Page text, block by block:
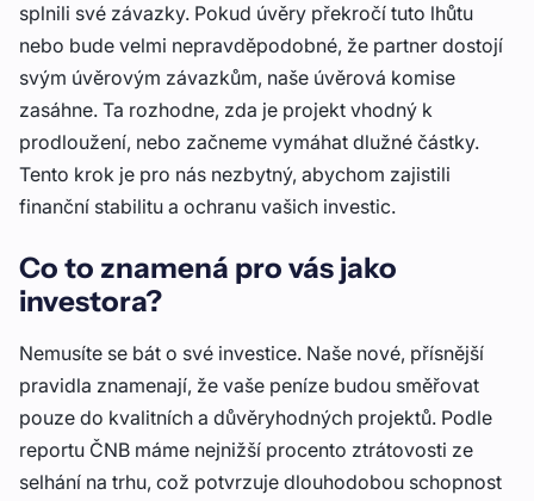
splnili své závazky. Pokud úvěry překročí tuto lhůtu
nebo bude velmi nepravděpodobné, že partner dostojí
svým úvěrovým závazkům, naše úvěrová komise
zasáhne. Ta rozhodne, zda je projekt vhodný k
prodloužení, nebo začneme vymáhat dlužné částky.
Tento krok je pro nás nezbytný, abychom zajistili
finanční stabilitu a ochranu vašich investic.
Co to znamená pro vás jako
investora?
Nemusíte se bát o své investice. Naše nové, přísnější
pravidla znamenají, že vaše peníze budou směřovat
pouze do kvalitních a důvěryhodných projektů. Podle
reportu ČNB máme nejnižší procento ztrátovosti ze
selhání na trhu, což potvrzuje dlouhodobou schopnost